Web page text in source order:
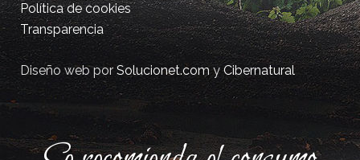
Política de cookies
Transparencia
Diseño web porSolucionet.comyCibernatural